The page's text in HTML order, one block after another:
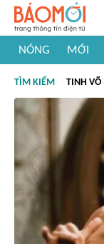
NÓNG MỚI
#Khám phá thế giới
TÌM KIẾM TINH VÕ